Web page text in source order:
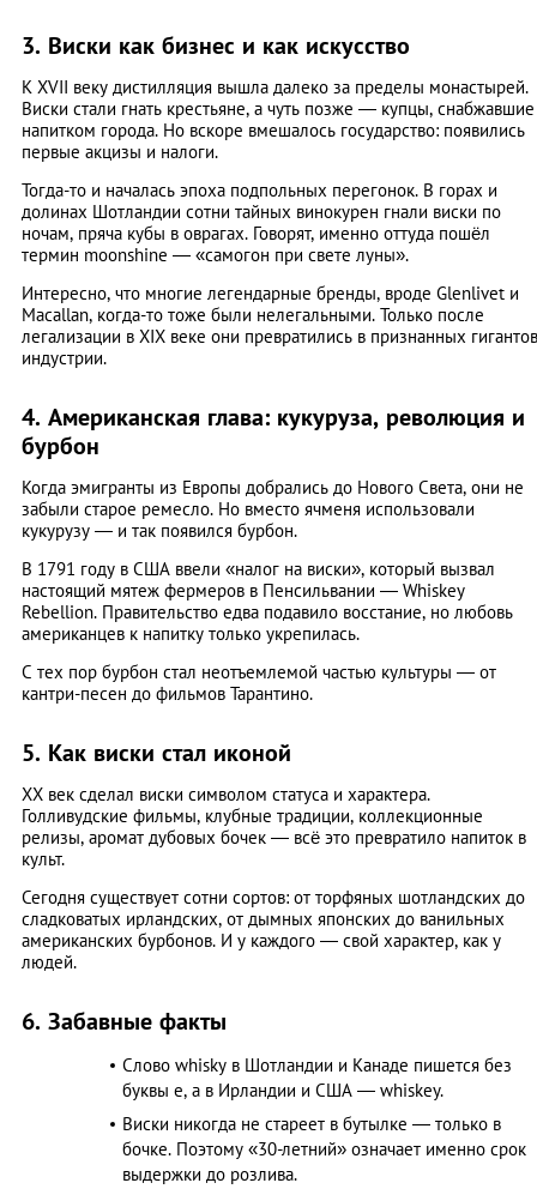
3. Виски как бизнес и как искусство
К XVII веку дистилляция вышла далеко за пределы монастырей.
Виски стали гнать крестьяне, а чуть позже — купцы, снабжавшие
напитком города. Но вскоре вмешалось государство: появились
первые акцизы и налоги.
Тогда-то и началась эпоха подпольных перегонок. В горах и
долинах Шотландии сотни тайных винокурен гнали виски по
ночам, пряча кубы в оврагах. Говорят, именно оттуда пошёл
термин moonshine — «самогон при свете луны».
Интересно, что многие легендарные бренды, вроде Glenlivet и
Macallan, когда-то тоже были нелегальными. Только после
легализации в XIX веке они превратились в признанных гигантов
индустрии.
4. Американская глава: кукуруза, революция и
бурбон
Когда эмигранты из Европы добрались до Нового Света, они не
забыли старое ремесло. Но вместо ячменя использовали
кукурузу — и так появился бурбон.
В 1791 году в США ввели «налог на виски», который вызвал
настоящий мятеж фермеров в Пенсильвании — Whiskey
Rebellion. Правительство едва подавило восстание, но любовь
американцев к напитку только укрепилась.
С тех пор бурбон стал неотъемлемой частью культуры — от
кантри-песен до фильмов Тарантино.
5. Как виски стал иконой
XX век сделал виски символом статуса и характера.
Голливудские фильмы, клубные традиции, коллекционные
релизы, аромат дубовых бочек — всё это превратило напиток в
культ.
Сегодня существует сотни сортов: от торфяных шотландских до
сладковатых ирландских, от дымных японских до ванильных
американских бурбонов. И у каждого — свой характер, как у
людей.
6. Забавные факты
Слово whisky в Шотландии и Канаде пишется без
буквы e, а в Ирландии и США — whiskey.
Виски никогда не стареет в бутылке — только в
бочке. Поэтому «30-летний» означает именно срок
выдержки до розлива.